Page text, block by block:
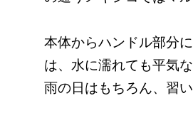
本体からハンドル部分
は、水に濡れても平気
雨の日はもちろん、習